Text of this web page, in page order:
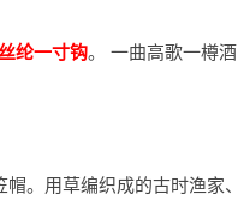
纶一寸钩。 一曲高歌一樽
。用草编织成的古时渔家